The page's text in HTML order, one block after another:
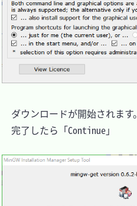
ダウンロードが開始されます。
完了したら「Continue」